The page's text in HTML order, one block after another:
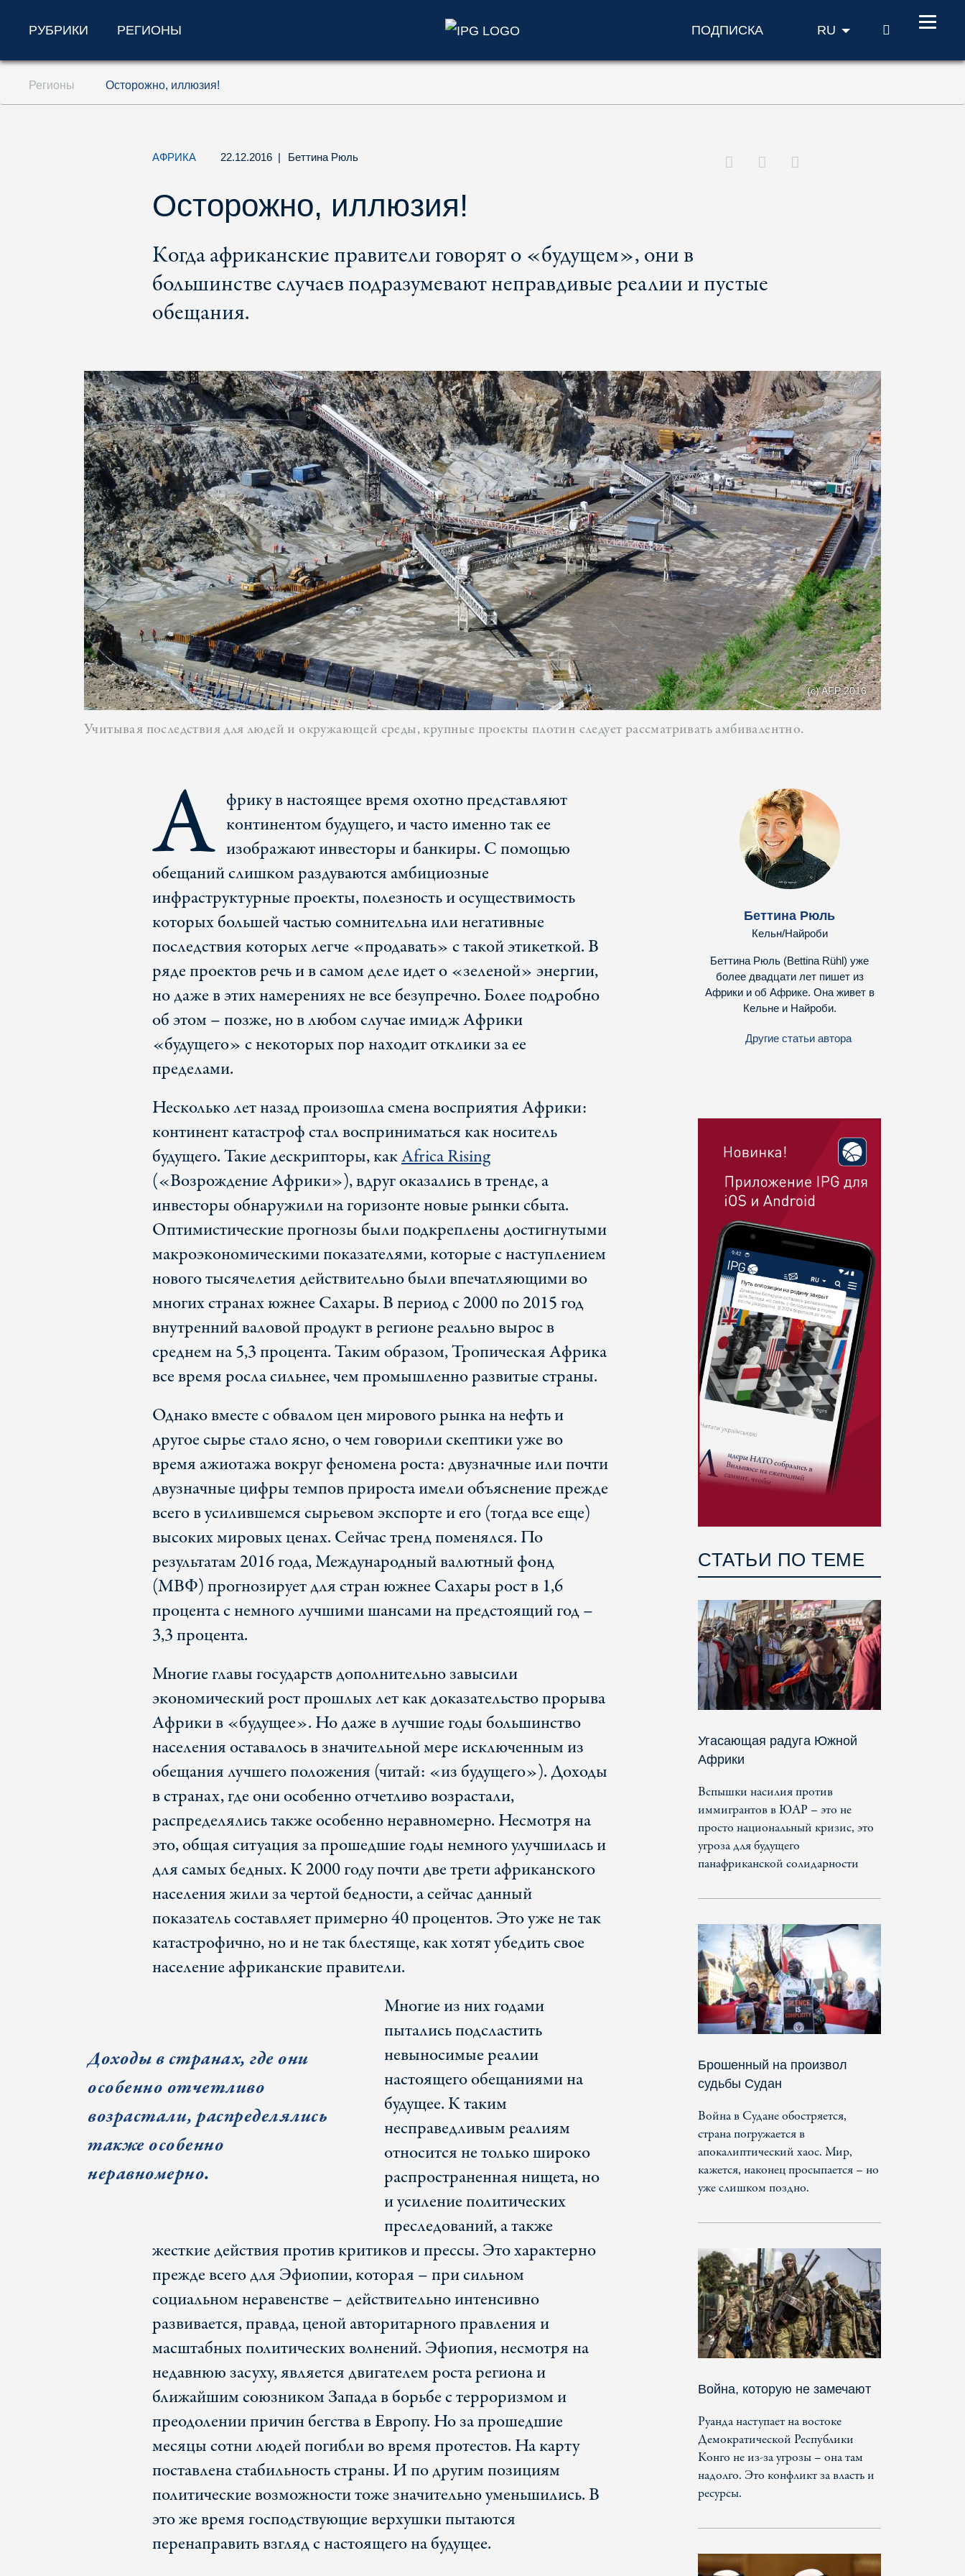
Перейти к содержанию (ключ доступа '1')
Перейти к поиску (ключ доступа '2')
РУБРИКИ РЕГИОНЫ ПОДПИСКА RU ПОИСК
Регионы Осторожно, иллюзия!
АФРИКА 22.12.2016 | Беттина Рюль
Осторожно, иллюзия!
Когда африканские правители говорят о «будущем», они в
большинстве случаев подразумевают неправдивые реалии и пустые
обещания.
(c) AFP 2016
Учитывая последствия для людей и окружающей среды, крупные проекты плотин следует рассматривать амбивалентно.
А фрику в настоящее время охотно представляют
континентом будущего, и часто именно так ее
изображают инвесторы и банкиры. С помощью
обещаний слишком раздуваются амбициозные
инфраструктурные проекты, полезность и осуществимость
которых большей частью сомнительна или негативные
последствия которых легче «продавать» с такой этикеткой. В
ряде проектов речь и в самом деле идет о «зеленой» энергии,
но даже в этих намерениях не все безупречно. Более подробно
об этом – позже, но в любом случае имидж Африки
«будущего» с некоторых пор находит отклики за ее
пределами.
Несколько лет назад произошла смена восприятия Африки:
континент катастроф стал восприниматься как носитель
будущего. Такие дескрипторы, какAfrica Rising
(«Возрождение Африки»), вдруг оказались в тренде, а
инвесторы обнаружили на горизонте новые рынки сбыта.
Оптимистические прогнозы были подкреплены достигнутыми
макроэкономическими показателями, которые с наступлением
нового тысячелетия действительно были впечатляющими во
многих странах южнее Сахары. В период с 2000 по 2015 год
внутренний валовой продукт в регионе реально вырос в
среднем на 5,3 процента. Таким образом, Тропическая Африка
все время росла сильнее, чем промышленно развитые страны.
Однако вместе с обвалом цен мирового рынка на нефть и
другое сырье стало ясно, о чем говорили скептики уже во
время ажиотажа вокруг феномена роста: двузначные или почти
двузначные цифры темпов прироста имели объяснение прежде
всего в усилившемся сырьевом экспорте и его (тогда все еще)
высоких мировых ценах. Сейчас тренд поменялся. По
результатам 2016 года, Международный валютный фонд
(МВФ) прогнозирует для стран южнее Сахары рост в 1,6
процента с немного лучшими шансами на предстоящий год –
3,3 процента.
Многие главы государств дополнительно завысили
экономический рост прошлых лет как доказательство прорыва
Африки в «будущее». Но даже в лучшие годы большинство
населения оставалось в значительной мере исключенным из
обещания лучшего положения (читай: «из будущего»). Доходы
в странах, где они особенно отчетливо возрастали,
распределялись также особенно неравномерно. Несмотря на
это, общая ситуация за прошедшие годы немного улучшилась и
для самых бедных. К 2000 году почти две трети африканского
населения жили за чертой бедности, а сейчас данный
показатель составляет примерно 40 процентов. Это уже не так
катастрофично, но и не так блестяще, как хотят убедить свое
население африканские правители.
Доходы в странах, где они
особенно отчетливо
возрастали, распределялись
также особенно
неравномерно.
Многие из них годами
пытались подсластить
невыносимые реалии
настоящего обещаниями на
будущее. К таким
несправедливым реалиям
относится не только широко
распространенная нищета, но
и усиление политических
преследований, а также
жесткие действия против критиков и прессы. Это характерно
прежде всего для Эфиопии, которая – при сильном
социальном неравенстве – действительно интенсивно
развивается, правда, ценой авторитарного правления и
масштабных политических волнений. Эфиопия, несмотря на
недавнюю засуху, является двигателем роста региона и
ближайшим союзником Запада в борьбе с терроризмом и
преодолении причин бегства в Европу. Но за прошедшие
месяцы сотни людей погибли во время протестов. На карту
поставлена стабильность страны. И по другим позициям
политические возможности тоже значительно уменьшились. В
это же время господствующие верхушки пытаются
перенаправить взгляд с настоящего на будущее.
Беттина Рюль
Кельн/Найроби
Беттина Рюль (Bettina Rühl) уже
более двадцати лет пишет из
Африки и об Африке. Она живет в
Кельне и Найроби.
Другие статьи автора
СТАТЬИ ПО ТЕМЕ
Угасающая радуга Южной
Африки
Вспышки насилия против
иммигрантов в ЮАР – это не
просто национальный кризис, это
угроза для будущего
панафриканской солидарности
Брошенный на произвол
судьбы Судан
Война в Судане обостряется,
страна погружается в
апокалиптический хаос. Мир,
кажется, наконец просыпается – но
уже слишком поздно.
Война, которую не замечают
Руанда наступает на востоке
Демократической Республики
Конго не из-за угрозы – она там
надолго. Это конфликт за власть и
ресурсы.